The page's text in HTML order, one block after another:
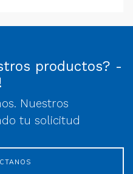
productos? -
Nuestros
tu solicitud